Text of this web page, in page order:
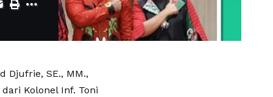
Djufrie, SE., MM.,
Kolonel Inf. Toni